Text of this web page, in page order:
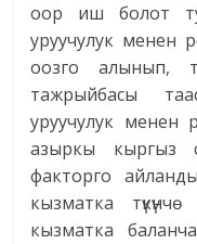
оор иш болот
уруучулук менен
оозго алынып,
тажрыйбасы
уруучулук менен
азыркы кыргыз
факторго
кызматка
кызматка